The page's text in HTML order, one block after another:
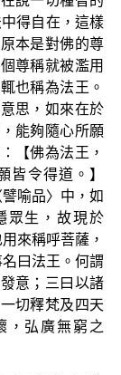
得自在，這樣
本是對佛的尊
尊稱就被濫用
也稱為法王。
思，如來在於
能夠隨心所願
【佛為法王，
皆令得道。】
喻品〉中，如
眾生，故現於
來稱呼菩薩，
曰法王。何謂
意；三曰以諸
切釋梵及四天
，弘廣無窮之